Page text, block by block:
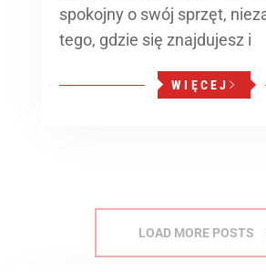
spokojny o swój sprzęt,
tego, gdzie się znajdujesz i
WIĘCEJ